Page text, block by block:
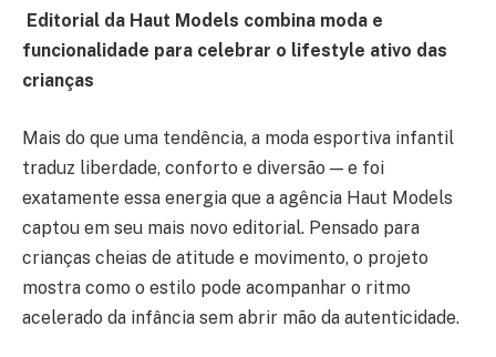
Editorial da Haut Models combina moda e
funcionalidade para celebrar o lifestyle ativo das
crianças
Mais do que uma tendência, a moda esportiva infantil
traduz liberdade, conforto e diversão — e foi
exatamente essa energia que a agência Haut Models
captou em seu mais novo editorial. Pensado para
crianças cheias de atitude e movimento, o projeto
mostra como o estilo pode acompanhar o ritmo
acelerado da infância sem abrir mão da autenticidade.